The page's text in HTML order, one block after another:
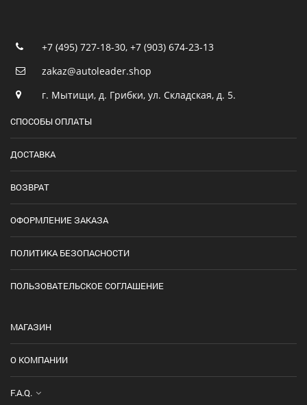
+7 (495) 727-18-30, +7 (903) 674-23-13
zakaz@autoleader.shop
г. Мытищи, д. Грибки, ул. Складская, д. 5.
СПОСОБЫ ОПЛАТЫ
ДОСТАВКА
ВОЗВРАТ
ОФОРМЛЕНИЕ ЗАКАЗА
ПОЛИТИКА БЕЗОПАСНОСТИ
ПОЛЬЗОВАТЕЛЬСКОЕ СОГЛАШЕНИЕ
МАГАЗИН
О КОМПАНИИ
F.A.Q.